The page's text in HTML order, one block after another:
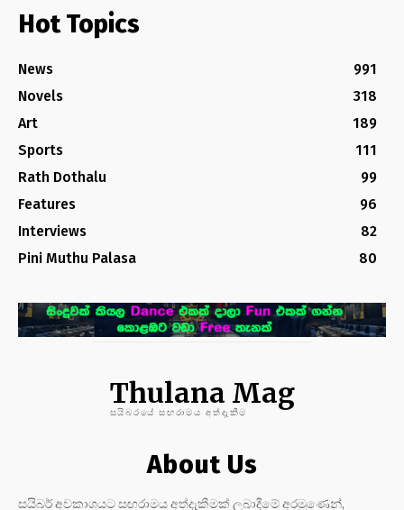
Hot Topics
News
991
Novels
318
Art
189
Sports
111
Rath Dothalu
99
Features
96
Interviews
82
Pini Muthu Palasa
80
Thulana Mag
සයිබරයේ සඟරාමය අත්දැකීම
About Us
සයිබර් අවකාශයට සඟරාමය අත්දැකීමක් ලබාදීමේ අරමුණෙන්,